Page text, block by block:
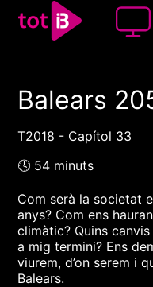
00:00 00:00
1x
Balears
T2018 - Capítol 33
🕓 54 minuts
Com serà la societat
anys? Com ens
climàtic? Quins
a mig termini? Ens
viurem, d’on serem i
Balears.